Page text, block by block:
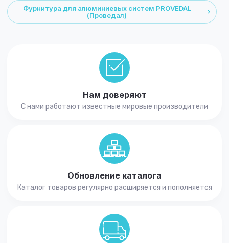
Фурнитура для алюминиевых систем PROVEDAL
(Проведал)
Нам доверяют
С нами работают известные мировые производители
Обновление каталога
Каталог товаров регулярно расширяется и пополняется